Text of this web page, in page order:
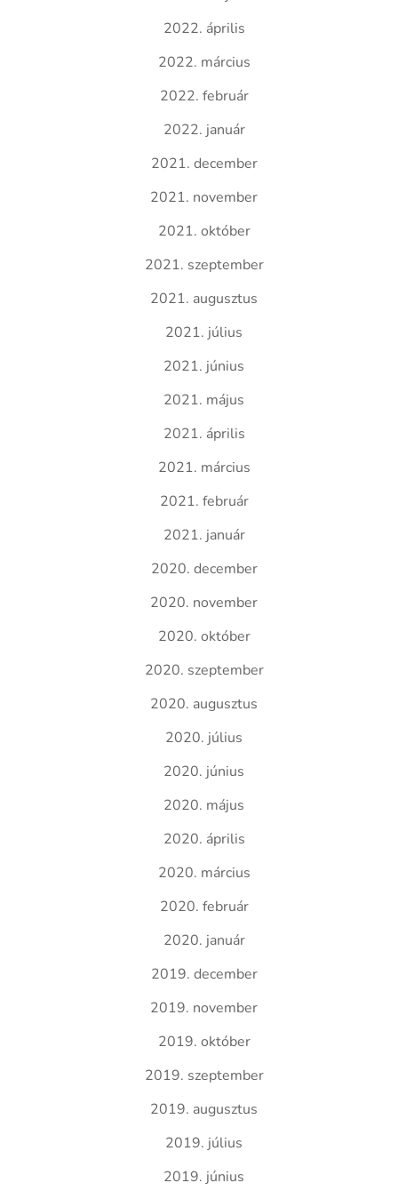
2022. április
2022. március
2022. február
2022. január
2021. december
2021. november
2021. október
2021. szeptember
2021. augusztus
2021. július
2021. június
2021. május
2021. április
2021. március
2021. február
2021. január
2020. december
2020. november
2020. október
2020. szeptember
2020. augusztus
2020. július
2020. június
2020. május
2020. április
2020. március
2020. február
2020. január
2019. december
2019. november
2019. október
2019. szeptember
2019. augusztus
2019. július
2019. június